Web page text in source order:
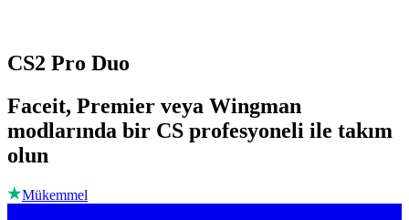
CS2 Pro Duo
Faceit, Premier veya Wingman
modlarında bir CS profesyoneli ile takım
olun
Mükemmel